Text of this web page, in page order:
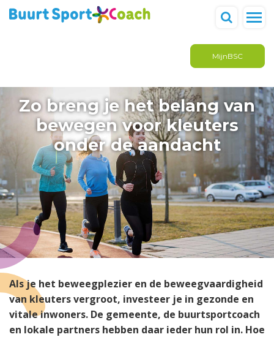
MijnBSC
Zo breng je het belang van
bewegen voor kleuters
onder de aandacht
Als je het beweegplezier en de beweegvaardigheid
van kleuters vergroot, investeer je in gezonde en
vitale inwoners. De gemeente, de buurtsportcoach
en lokale partners hebben daar ieder hun rol in. Hoe